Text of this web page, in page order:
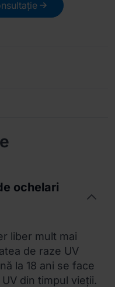
ochelari
liber mult mai
de raze UV
la 18 ani se face
din timpul vieții.